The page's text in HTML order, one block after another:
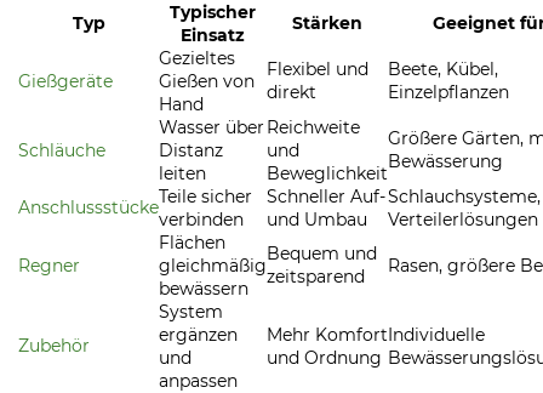
Typ
Typischer
Einsatz
Stärken Geeignet
Gießgeräte
Gezieltes
Gießen von
Hand
Flexibel und
direkt
Beete, Kübel,
Einzelpflanzen
Schläuche
Wasser über
Distanz
leiten
Reichweite
und
Beweglichkeit
Größere Gärten,
Bewässerung
AnschlussstückeTeile sicher
verbinden
Schneller Auf-
und Umbau
Schlauchsysteme,
Verteilerlösungen
Regner
Flächen
gleichmäßig
bewässern
Bequem und
zeitsparend
Rasen, größere
Zubehör
System
ergänzen
und
anpassen
Mehr Komfort
und Ordnung
Individuelle